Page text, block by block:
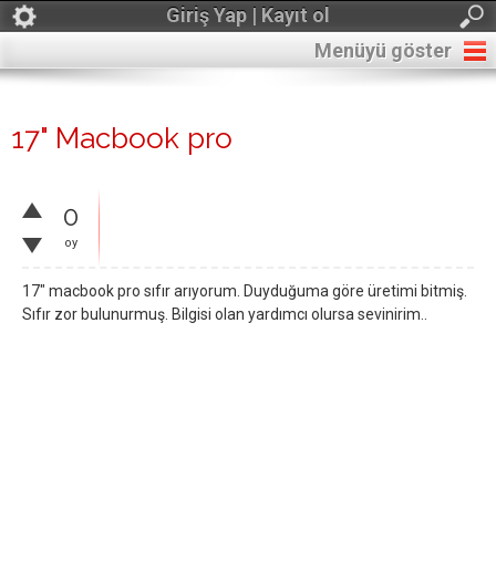
Giriş Yap | Kayıt ol
Menüyü göster
17" Macbook pro
0
oy
17" macbook pro sıfır arıyorum. Duyduğuma göre üretimi bitmiş.
Sıfır zor bulunurmuş. Bilgisi olan yardımcı olursa sevinirim..